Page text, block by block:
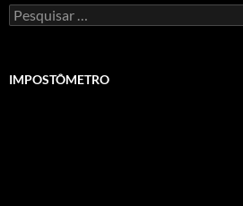
Pesquisar
por:
IMPOSTÔMETRO